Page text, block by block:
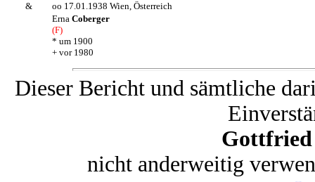
&
oo 17.01.1938 Wien, Österreich
Erna Coberger
(F)
* um 1900
+ vor 1980
Dieser Bericht und sämtliche
Gottfried
nicht anderweitig